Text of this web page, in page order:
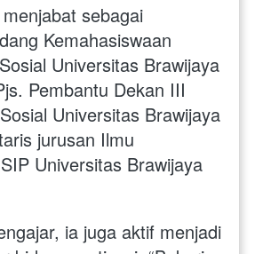
sebagai
Kemahasiswaan
Universitas Brawijaya
Pembantu Dekan III
Universitas Brawijaya
jurusan Ilmu
Universitas Brawijaya
ia juga aktif menjadi